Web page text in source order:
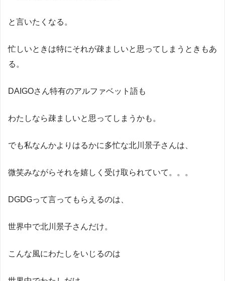
と言いたくなる。
忙しいときは特にそれが疎ましいと思ってしまうときもあ
る。
DAIGOさん特有のアルファベット語も
わたしなら疎ましいと思ってしまうかも。
でも私なんかよりはるかに多忙な北川景子さんは、
微笑みながらそれを嬉しく受け取られていて。。。
DGDGって言ってもらえるのは、
世界中で北川景子さんだけ。
こんな風にわたしをいじるのは